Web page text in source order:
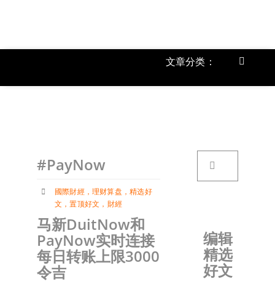
文章分类：
Toggle
#PayNow
國際財經， 理财算盘 ，精选好
文 ，置顶好文 ， 財經
马新DuitNow和
PayNow实时连接
每日转账上限3000
令吉
编辑
精选
好文